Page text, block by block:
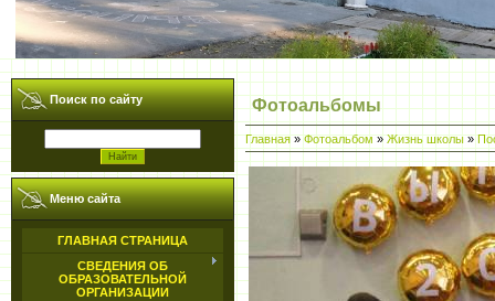
Поиск по сайту
Меню сайта
ГЛАВНАЯ СТРАНИЦА
СВЕДЕНИЯ ОБ
ОБРАЗОВАТЕЛЬНОЙ
ОРГАНИЗАЦИИ
Фотоальбомы
Главная»Фотоальбом»Жизнь школы»